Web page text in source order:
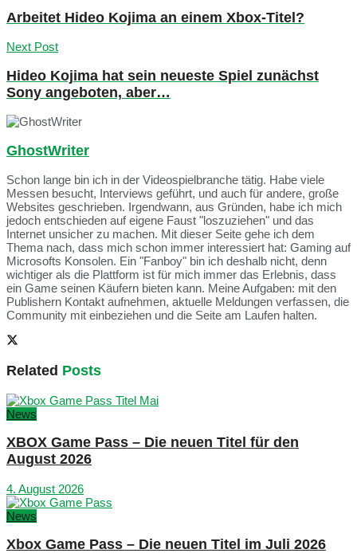
Arbeitet Hideo Kojima an einem Xbox-Titel?
Next Post
Hideo Kojima hat sein neueste Spiel zunächst
Sony angeboten, aber…
GhostWriter
Schon lange bin ich in der Videospielbranche tätig. Habe viele
Messen besucht, Interviews geführt, und auch für andere, große
Websites geschrieben. Irgendwann, aus Gründen, habe ich mich
jedoch entschieden auf eigene Faust "loszuziehen" und das
Internet unsicher zu machen. Mit dieser Seite gehe ich dem
Thema nach, dass mich schon immer interessiert hat: Gaming auf
Microsofts Konsolen. Ein "Fanboy" bin ich deshalb nicht, denn
wichtiger als die Plattform ist für mich immer das Erlebnis, dass
ein Game seinen Käufern bieten kann. Meine Aufgaben: mit den
Publishern Kontakt aufnehmen, aktuelle Meldungen verfassen, die
Community mit einbeziehen und die Seite am Laufen halten.
Related Posts
News
XBOX Game Pass – Die neuen Titel für den
August 2026
4. August 2026
News
Xbox Game Pass – Die neuen Titel im Juli 2026